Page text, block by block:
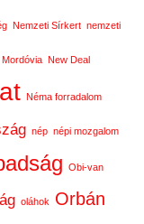
Nemzeti Sírkert nemzeti
New Deal
Néma forradalom
nép népi mozgalom
Obi-van
oláhok Orbán